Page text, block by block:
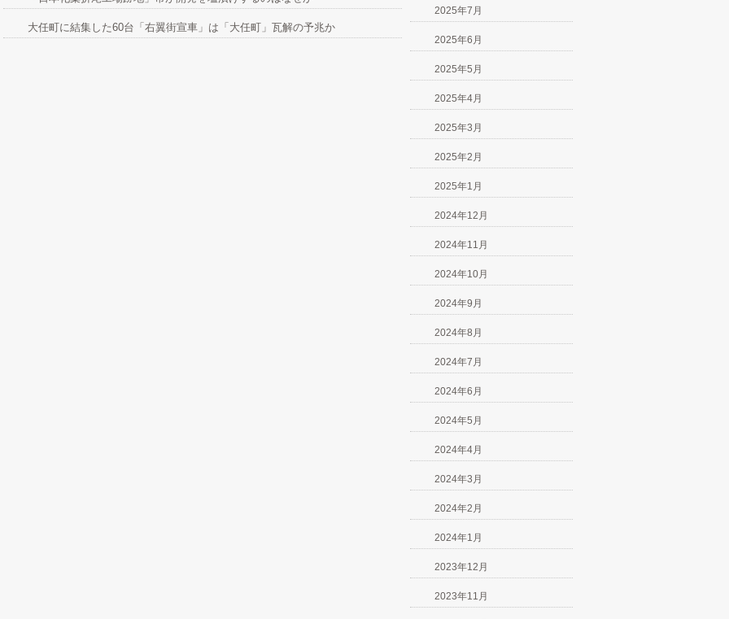
大任町に結集した60台「右翼街宣車」は「大任町」瓦解の予兆か
2025年7月
2025年6月
2025年5月
2025年4月
2025年3月
2025年2月
2025年1月
2024年12月
2024年11月
2024年10月
2024年9月
2024年8月
2024年7月
2024年6月
2024年5月
2024年4月
2024年3月
2024年2月
2024年1月
2023年12月
2023年11月